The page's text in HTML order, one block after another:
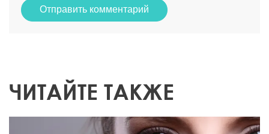
Отправить комментарий
ЧИТАЙТЕ ТАКЖЕ